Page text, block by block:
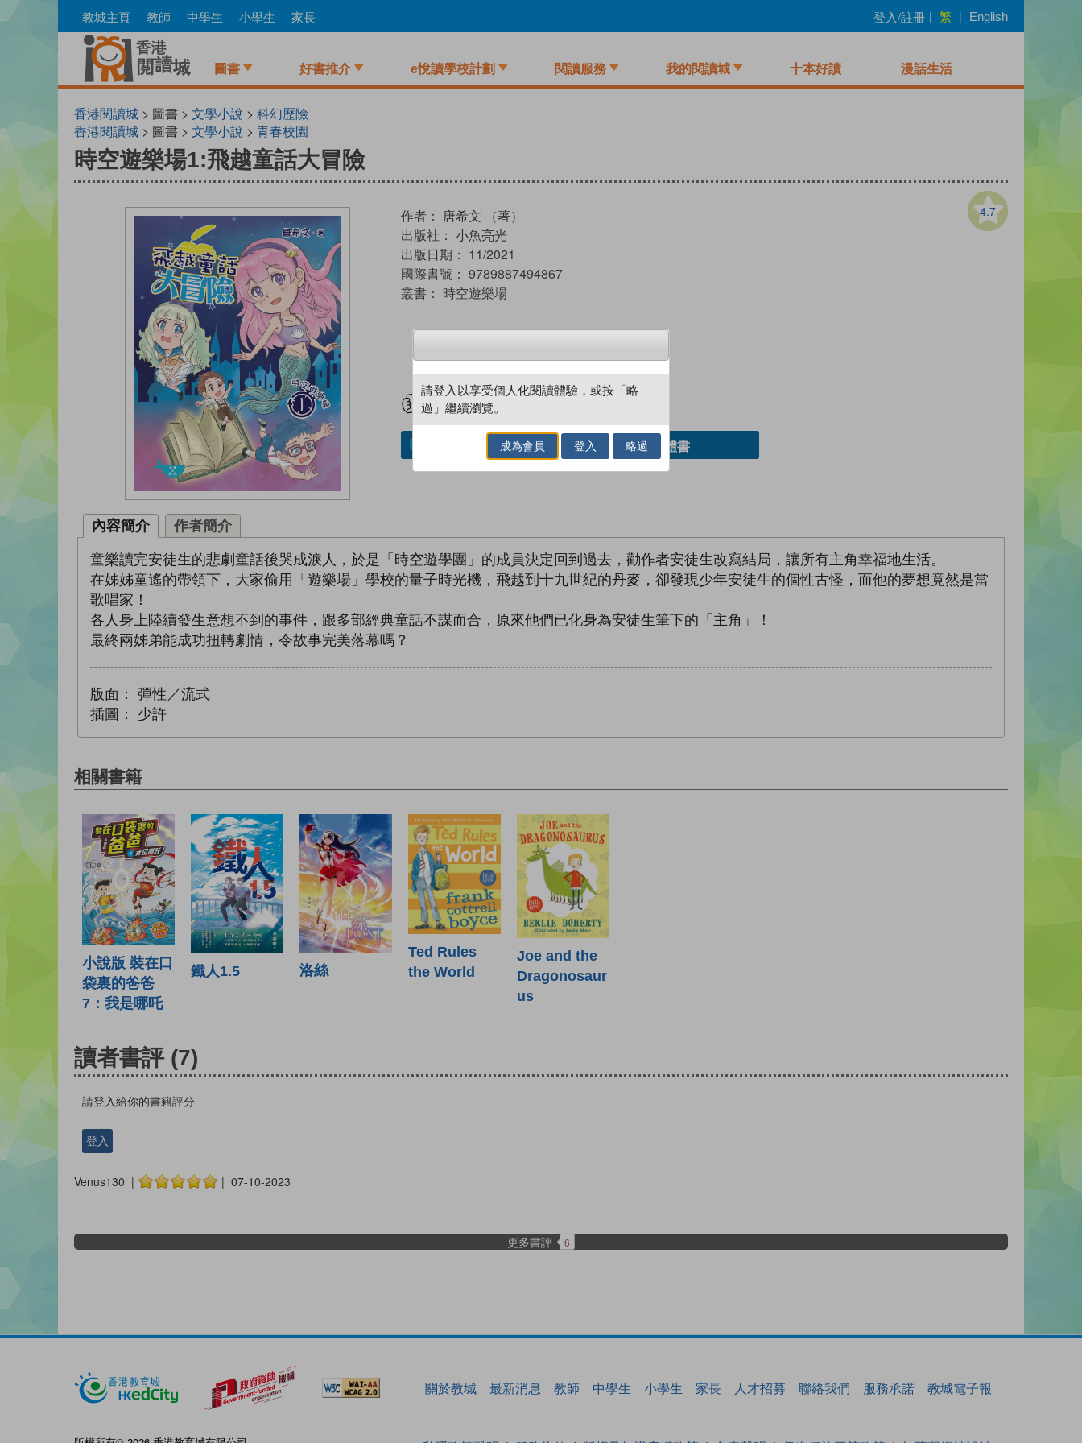
to
教城主頁 教師 中學生 小學生 家長 登入/註冊 | 繁 | English
圖書 好書推介 e悅讀學校計劃 閱讀服務 我的閱讀城 十本好讀 漫話生活
香港閱讀城 > 圖書 > 文學小說 > 科幻歷險
香港閱讀城 > 圖書 > 文學小說 > 青春校園
時空遊樂場1:飛越童話大冒險
4.7
作者： 唐希文 （著）
出版社： 小魚亮光
出版日期： 11/2021
國際書號： 9789887494867
叢書： 時空遊樂場
試閲 加入閱讀紀錄
加入／閱讀電子書 借閱實體書
內容簡介 作者簡介
童樂讀完安徒生的悲劇童話後哭成淚人，於是「時空遊學團」的成員決定回到過去，勸作者安徒生改寫結局，讓所有主角幸福地生活。
在姊姊童遙的帶領下，大家偷用「遊樂場」學校的量子時光機，飛越到十九世紀的丹麥，卻發現少年安徒生的個性古怪，而他的夢想竟然是當
歌唱家！
各人身上陸續發生意想不到的事件，跟多部經典童話不謀而合，原來他們已化身為安徒生筆下的「主角」！
最終兩姊弟能成功扭轉劇情，令故事完美落幕嗎？
版面：
彈性／流式
插圖：
少許
相關書籍
小說版 裝在口
袋裏的爸爸
7：我是哪吒
鐵人1.5 洛絲
Ted Rules
the World
Joe and the
Dragonosaur
us
讀者書評 (7)
請登入給你的書籍評分
登入
Venus130 | | 07-10-2023
更多書評 6
關於教城 最新消息 教師 中學生 小學生 家長 人才招募 聯絡我們 服務承諾 教城電子報
請登入以享受個人化閱讀體驗，或按「略
過」繼續瀏覽。
成為會員 登入 略過